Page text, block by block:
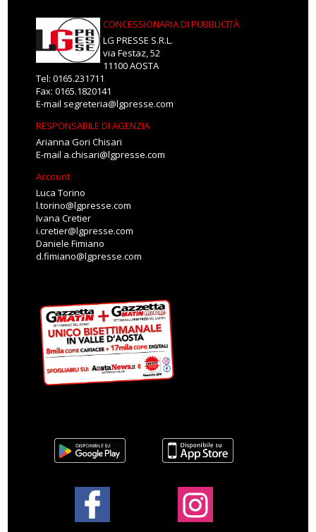
CONCESSIONARIA DI PUBBLICITÀ
LG PRESSE S.R.L.
via Festaz, 52
11100 AOSTA
Tel: 0165.231711
Fax: 0165.1820141
E-mail segreteria@lgpresse.com
RESPONSABILE DI AGENZIA
Arianna Gori Chisari
E-mail a.chisari@lgpresse.com
Account
Luca Torino
l.torino@lgpresse.com
Ivana Cretier
i.cretier@lgpresse.com
Daniele Fimiano
d.fimiano@lgpresse.com